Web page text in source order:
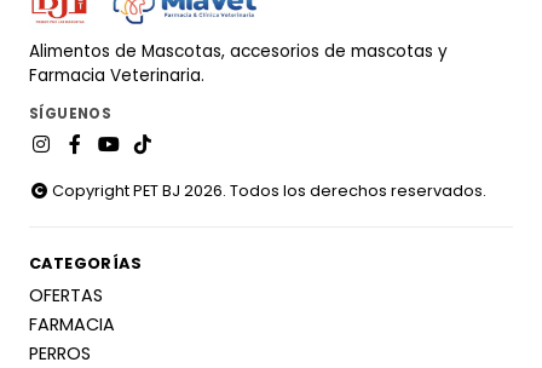
Alimentos de Mascotas, accesorios de mascotas y
Farmacia Veterinaria.
SÍGUENOS
Copyright PET BJ 2026. Todos los derechos reservados.
CATEGORÍAS
OFERTAS
FARMACIA
PERROS